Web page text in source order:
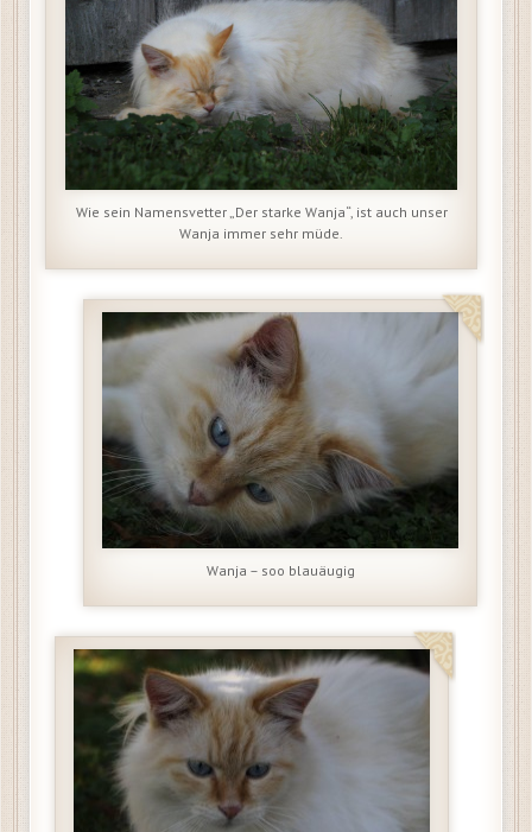
Wie sein Namensvetter „Der starke Wanja“, ist auch unser
Wanja immer sehr müde.
Wanja – soo blauäugig